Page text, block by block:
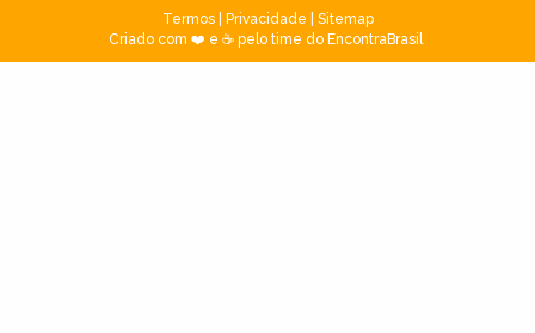
Termos| Privacidade
Sitemap
Criado com ❤️ e ☕ pelo time do EncontraBrasil